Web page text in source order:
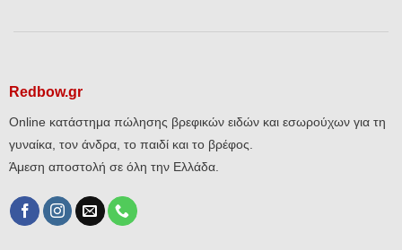
Redbow.gr
Online κατάστημα πώλησης βρεφικών ειδών και εσωρούχων για τη
γυναίκα, τον άνδρα, το παιδί και το βρέφος.
Άμεση αποστολή σε όλη την Ελλάδα.